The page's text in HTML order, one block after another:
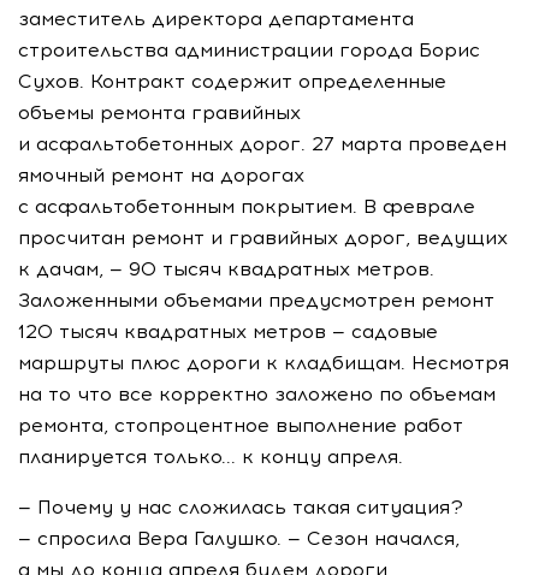
заместитель директора департамента
строительства администрации города Борис
Сухов. Контракт содержит определенные
объемы ремонта гравийных
и асфальтобетонных дорог. 27 марта проведен
ямочный ремонт на дорогах
с асфальтобетонным покрытием. В феврале
просчитан ремонт и гравийных дорог, ведущих
к дачам, — 90 тысяч квадратных метров.
Заложенными объемами предусмотрен ремонт
120 тысяч квадратных метров — садовые
маршруты плюс дороги к кладбищам. Несмотря
на то что все корректно заложено по объемам
ремонта, стопроцентное выполнение работ
планируется только... к концу апреля.
— Почему у нас сложилась такая ситуация?
— спросила Вера Галушко. — Сезон начался,
а мы до конца апреля будем дороги